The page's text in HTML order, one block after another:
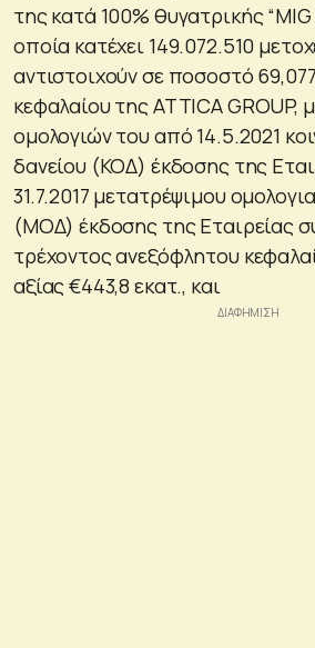
της κατά 100% θυγατρικής “MIG
οποία κατέχει 149.072.510
αντιστοιχούν σε ποσοστό
κεφαλαίου της ATTICA GROUP,
ομολογιών του από 14.5.2021
δανείου (ΚΟΔ) έκδοσης της
31.7.2017 μετατρέψιμου
(ΜΟΔ) έκδοσης της Εταιρείας
τρέχοντος ανεξόφλητου
αξίας €443,8 εκατ., και